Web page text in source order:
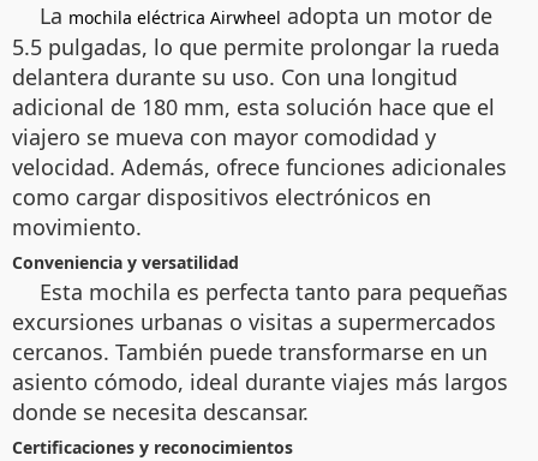
La mochila eléctrica Airwheel adopta un motor de
5.5 pulgadas, lo que permite prolongar la rueda
delantera durante su uso. Con una longitud
adicional de 180 mm, esta solución hace que el
viajero se mueva con mayor comodidad y
velocidad. Además, ofrece funciones adicionales
como cargar dispositivos electrónicos en
movimiento.
Conveniencia y versatilidad
Esta mochila es perfecta tanto para pequeñas
excursiones urbanas o visitas a supermercados
cercanos. También puede transformarse en un
asiento cómodo, ideal durante viajes más largos
donde se necesita descansar.
Certificaciones y reconocimientos